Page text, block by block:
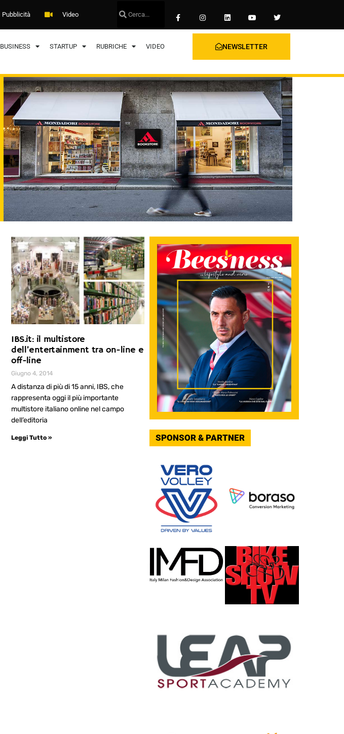
Pubblicità Video
BUSINESS STARTUP RUBRICHE VIDEO NEWSLETTER
IBS.it: il multistore
dell’entertainment tra on-line e
off-line
Giugno 4, 2014
A distanza di più di 15 anni, IBS, che
rappresenta oggi il più importante
multistore italiano online nel campo
dell’editoria
Leggi Tutto » SPONSOR & PARTNER